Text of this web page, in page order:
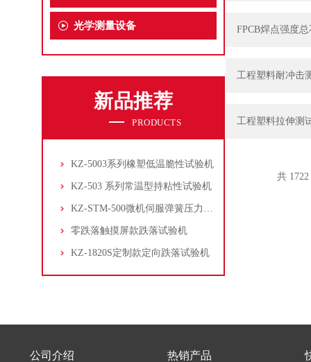
光学测量设备
新品推荐
PRODUCTS
KZ-5003系列橡塑低温脆性试验机
KZ-503 系列常温型持粘性试验机
KZ-STM-500微机伺服弹簧压力试验机
零跌落触摸屏款跌落试验机
KZ-1820S定制款定向跌落试验机
FPCB焊点强度
工程塑料耐冲击
工程塑料拉伸测
共
公司介绍 热销产品